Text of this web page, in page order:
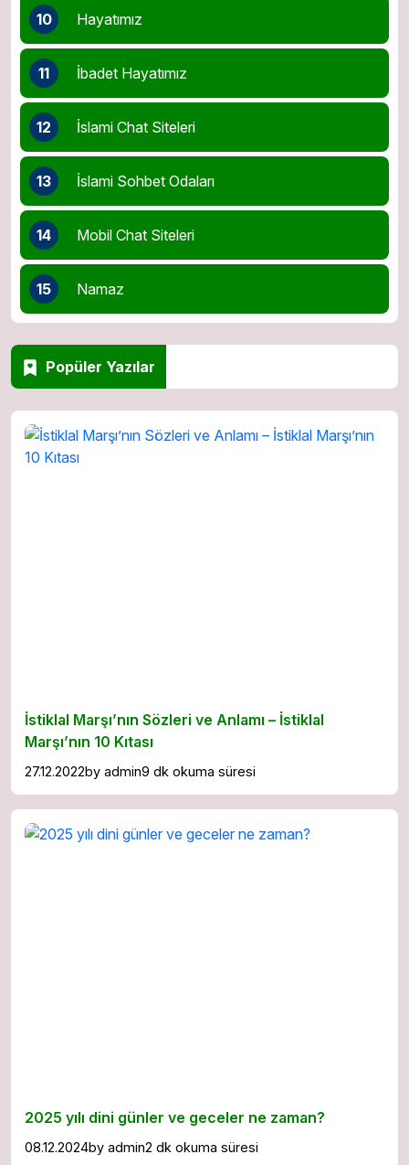
10 Hayatımız
11 İbadet Hayatımız
12 İslami Chat Siteleri
13 İslami Sohbet Odaları
14 Mobil Chat Siteleri
15 Namaz
Popüler Yazılar
İstiklal Marşı’nın Sözleri ve Anlamı – İstiklal
Marşı’nın 10 Kıtası
27.12.2022by admin9 dk okuma süresi
2025 yılı dini günler ve geceler ne zaman?
08.12.2024by admin2 dk okuma süresi